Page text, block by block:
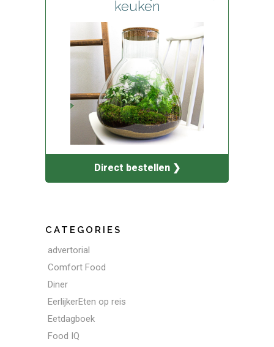
keuken
Direct bestellen ❯
CATEGORIES
advertorial
Comfort Food
Diner
EerlijkerEten op reis
Eetdagboek
Food IQ